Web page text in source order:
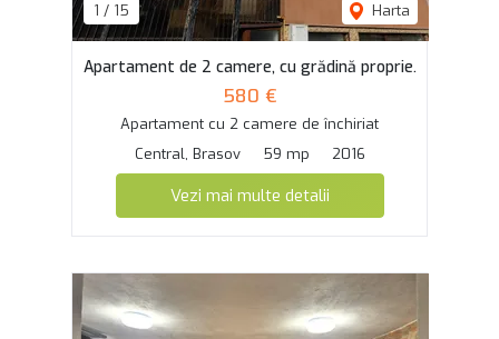
1 / 15 Harta
Apartament de 2 camere, cu grădină proprie.
580 €
Apartament cu 2 camere de închiriat
Central, Brasov
59 mp 2016
Vezi mai multe detalii